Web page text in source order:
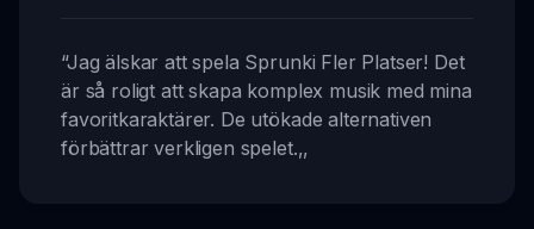
“Jag älskar att spela Sprunki Fler Platser! Det
är så roligt att skapa komplex musik med mina
favoritkaraktärer. De utökade alternativen
förbättrar verkligen spelet.,,